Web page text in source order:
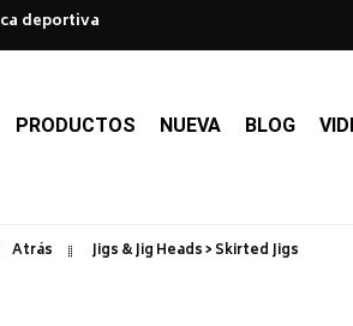
deportiva
PRODUCTOS NUEVA BLOG
Atrás Jigs & Jig Heads > Skirted Jigs